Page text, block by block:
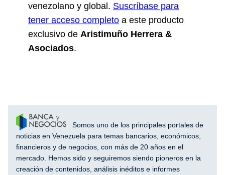
venezolano y global. Suscríbase para
tener acceso completo a este producto
exclusivo de Aristimuño Herrera &
Asociados.
Somos uno de los principales portales de
noticias en Venezuela para temas bancarios, económicos,
financieros y de negocios, con más de 20 años en el
mercado. Hemos sido y seguiremos siendo pioneros en la
creación de contenidos, análisis inéditos e informes